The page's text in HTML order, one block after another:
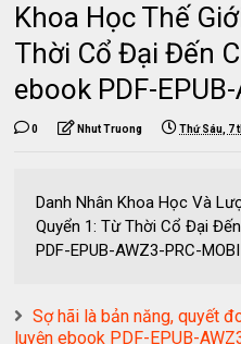
Khoa Học Thế
Thời Cổ Đại Đến
ebook PDF-
0 Nhut Truong Thứ Sáu, 7
Danh Nhân Khoa Học Và
Quyển 1: Từ Thời Cổ Đại
PDF-EPUB-AWZ3-PRC-MOBI
Sợ hãi là bản năng, quyết
luyện ebook PDF-EPUB-